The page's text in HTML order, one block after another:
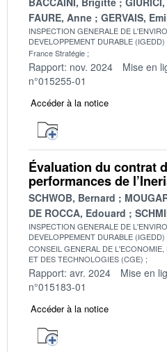
FAURE, Anne
GERVAIS,
INSPECTION GENERALE DE
DEVELOPPEMENT DURABLE (IGEDD)
France Stratégie
Rapport: nov. 2024 Mise en
n°015255-01
Accéder à la notice
Évaluation du contrat
performances de
SCHWOB, Bernard
DE ROCCA, Edouard
INSPECTION GENERALE DE
DEVELOPPEMENT DURABLE (IGEDD)
CONSEIL GENERAL DE
ET DES TECHNOLOGIES (CGE)
Rapport: avr. 2024 Mise en
n°015183-01
Accéder à la notice